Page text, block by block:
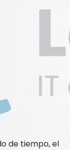
de tiempo, el